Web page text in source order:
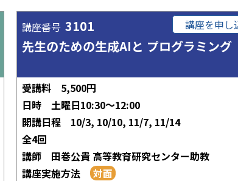
講座番号 3101
先生のための生成AIと プログラミング
講座を申し
受講料
5,500円
日時
土曜日10:30～12:00
開講日程
10/3, 10/10, 11/7, 11/14
全4回
講師
田巻公貴 高等教育研究センター助教
講座実施方法